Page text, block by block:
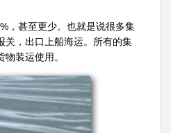
，甚至更少。也就是说很多集
关，出口上船海运。所有的集
装运使用。